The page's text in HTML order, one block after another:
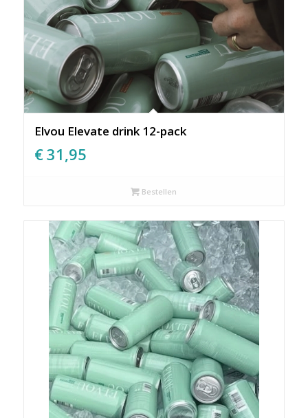
Elvou Elevate drink 12-pack
€31,95
Bestellen